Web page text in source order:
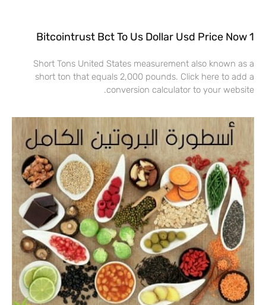
1 Bitcointrust Bct To Us Dollar Usd Price Now
Short Tons United States measurement also known as a
short ton that equals 2,000 pounds. Click here to add a
conversion calculator to your website.